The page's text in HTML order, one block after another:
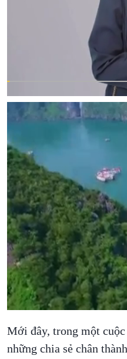
Mới đây, trong một
những chia sẻ chân